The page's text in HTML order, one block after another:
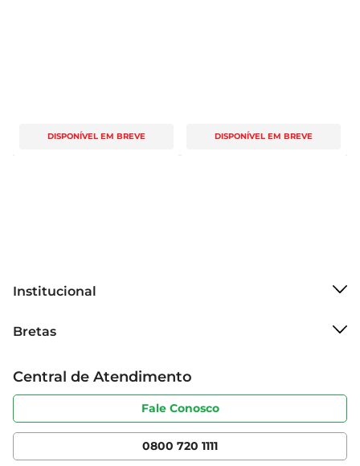
DISPONÍVEL EM BREVE DISPONÍVEL EM BREVE
Institucional
Grupo Cencosud
Sobre privacidade
Portal do fornecedor
Cencosud Media
Bretas
Produtos Bretas
Código de ética
Serviços
Clube Bretas
Central de Atendimento
Fale Conosco
0800 720 1111